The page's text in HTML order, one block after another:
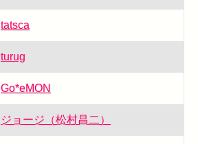
tatsca
turug
Go*eMON
ジョージ（松村昌二）